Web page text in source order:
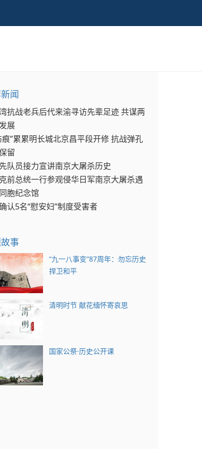
闻
抗战老兵后代来渝寻访先辈足迹 共谋两
展
痕”累累明长城北京昌平段开修 抗战弹孔
留
队员接力宣讲南京大屠杀历史
前总统一行参观侵华日军南京大屠杀遇
胞纪念馆
认5名“慰安妇”制度受害者
事
“九一八事变”87周年：勿忘历史
捍卫和平
清明时节 献花缅怀寄哀思
国家公祭·历史公开课